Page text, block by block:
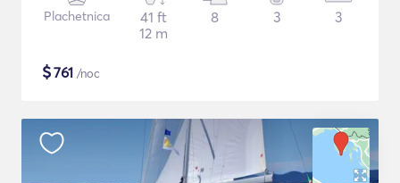
Plachetnica
41 ft
12 m
8 3 3
$761 /noc